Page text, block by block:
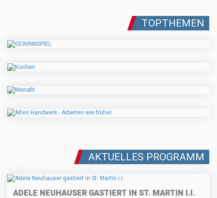
TOPTHEMEN
AKTUELLES PROGRAMM
ADELE NEUHAUSER GASTIERT IN ST. MARTIN I.I.